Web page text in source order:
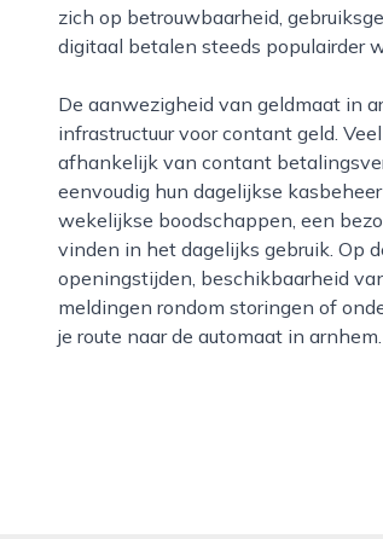
zich op betrouwbaarheid,
digitaal betalen steeds populairder
De aanwezigheid van geldmaat in arnhem draagt bij aan een goed bereikbare en stabiele
infrastructuur voor contant geld.
afhankelijk van contant
eenvoudig hun dagelijkse
wekelijkse boodschappen, een
vinden in het dagelijks gebruik. Op
openingstijden, beschikbaarheid
meldingen rondom storingen of
je route naar de automaat in arnhem.